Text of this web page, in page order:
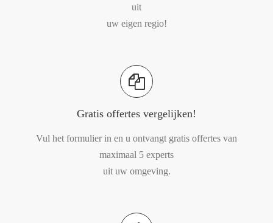
uit
uw eigen regio!
Gratis offertes vergelijken!
Vul het formulier in en u ontvangt gratis offertes van
maximaal 5 experts
uit uw omgeving.